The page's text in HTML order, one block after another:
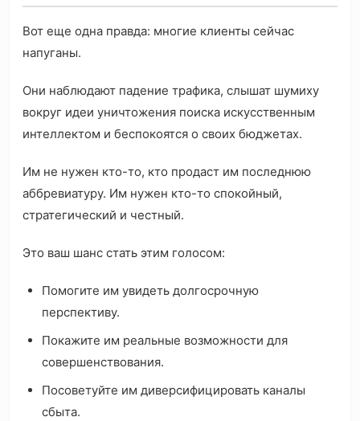
Вот еще одна правда: многие клиенты сейчас
напуганы.
Они наблюдают падение трафика, слышат шумиху
вокруг идеи уничтожения поиска искусственным
интеллектом и беспокоятся о своих бюджетах.
Им не нужен кто-то, кто продаст им последнюю
аббревиатуру. Им нужен кто-то спокойный,
стратегический и честный.
Это ваш шанс стать этим голосом:
Помогите им увидеть долгосрочную
перспективу.
Покажите им реальные возможности для
совершенствования.
Посоветуйте им диверсифицировать каналы
сбыта.